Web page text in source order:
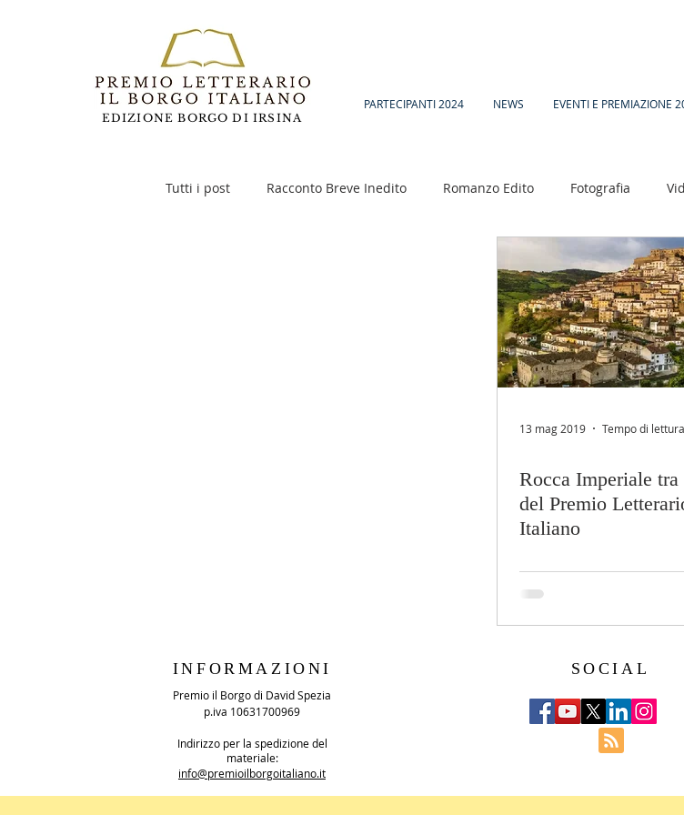
EDIZIONE BORGO DI IRSINA
PARTECIPANTI 2024 NEWS EVENTI E PREMIAZIONE
Tutti i post Racconto Breve Inedito Romanzo Edito Fotografia
13 mag 2019 Tempo di
Rocca Imperiale tra
del Premio
Italiano
INFORMAZIONI
Premio il Borgo di David Spezia
p.iva 10631700969
Indirizzo per la spedizione del
materiale:
info@premioilborgoitaliano.it
SOCIAL